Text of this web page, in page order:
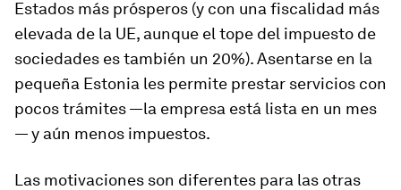
Estados más prósperos (y con una fiscalidad más
elevada de la UE, aunque el tope del impuesto de
sociedades es también un 20%). Asentarse en la
pequeña Estonia les permite prestar servicios con
pocos trámites —la empresa está lista en un mes
— y aún menos impuestos.
Las motivaciones son diferentes para las otras